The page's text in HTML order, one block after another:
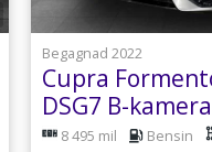
1
Begagnad 2022
Cupra
DSG7 B-
Carplay
8 495 mil Bensin